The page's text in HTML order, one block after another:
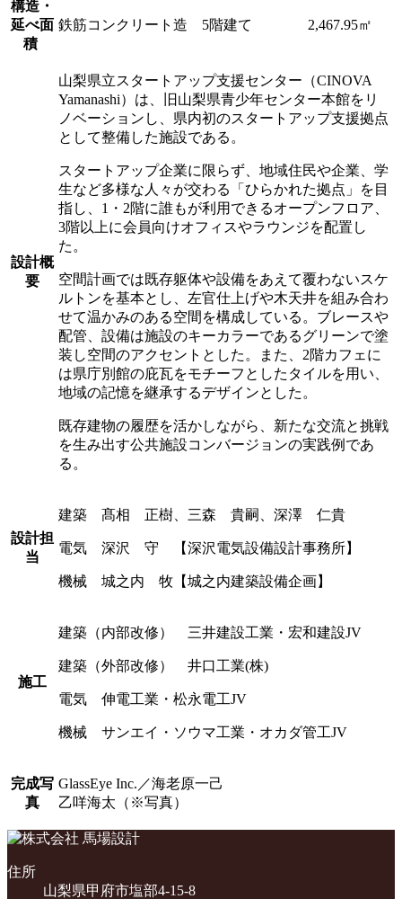
構造・
延べ面
積
鉄筋コンクリート造 5階建て 2,467.95㎡
設計概
要
山梨県立スタートアップ支援センター（CINOVA
Yamanashi）は、旧山梨県青少年センター本館をリ
ノベーションし、県内初のスタートアップ支援拠点
として整備した施設である。
スタートアップ企業に限らず、地域住民や企業、学
生など多様な人々が交わる「ひらかれた拠点」を目
指し、1・2階に誰もが利用できるオープンフロア、
3階以上に会員向けオフィスやラウンジを配置し
た。
空間計画では既存躯体や設備をあえて覆わないスケ
ルトンを基本とし、左官仕上げや木天井を組み合わ
せて温かみのある空間を構成している。ブレースや
配管、設備は施設のキーカラーであるグリーンで塗
装し空間のアクセントとした。また、2階カフェに
は県庁別館の庇瓦をモチーフとしたタイルを用い、
地域の記憶を継承するデザインとした。
既存建物の履歴を活かしながら、新たな交流と挑戦
を生み出す公共施設コンバージョンの実践例であ
る。
設計担
当
建築 髙相 正樹、三森 貴嗣、深澤 仁貴
電気 深沢 守 【深沢電気設備設計事務所】
機械 城之内 牧【城之内建築設備企画】
施工
建築（内部改修） 三井建設工業・宏和建設JV
建築（外部改修） 井口工業(株)
電気 伸電工業・松永電工JV
機械 サンエイ・ソウマ工業・オカダ管工JV
完成写
真
GlassEye Inc.／海老原一己
乙咩海太（※写真）
住所
山梨県甲府市塩部4-15-8